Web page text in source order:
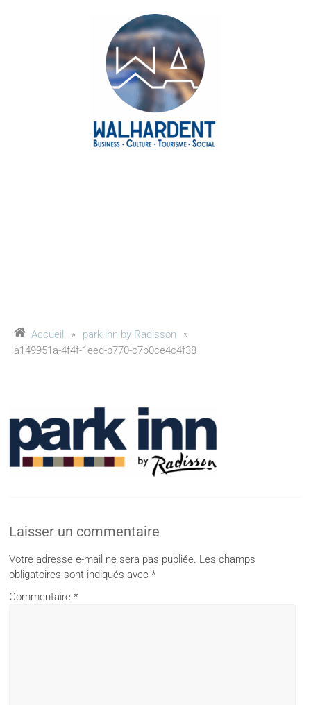
Accueil » park inn by Radisson
»
a149951a-4f4f-1eed-b770-c7b0ce4c4f38
Laisser un commentaire
Votre adresse e-mail ne sera pas publiée. Les champs
obligatoires sont indiqués avec*
Commentaire*